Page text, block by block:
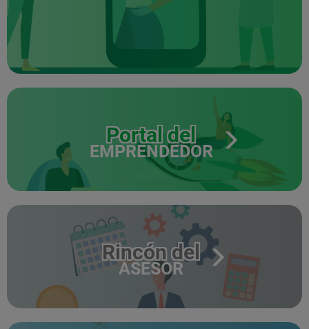
Portal del
EMPRENDEDOR
Rincón del
ASESOR